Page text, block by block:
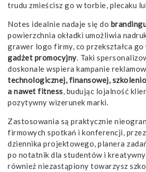
trudu zmieścisz go w torbie, plecaku
Notes idealnie nadaje się do
powierzchnia okładki umożliwia
grawer logo firmy, co przekształca
gadżet promocyjny. Taki
doskonale wspiera kampanie
technologicznej, finansowej,
a nawet fitness, budując lojalność
pozytywny wizerunek marki.
Zastosowania są praktycznie
firmowych spotkań i konferencji,
dziennika projektowego, planera
po notatnik dla studentów i
również niezastąpiony towarzysz